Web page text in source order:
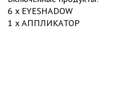
6 x EYESHADOW
1 x АППЛИКАТОР